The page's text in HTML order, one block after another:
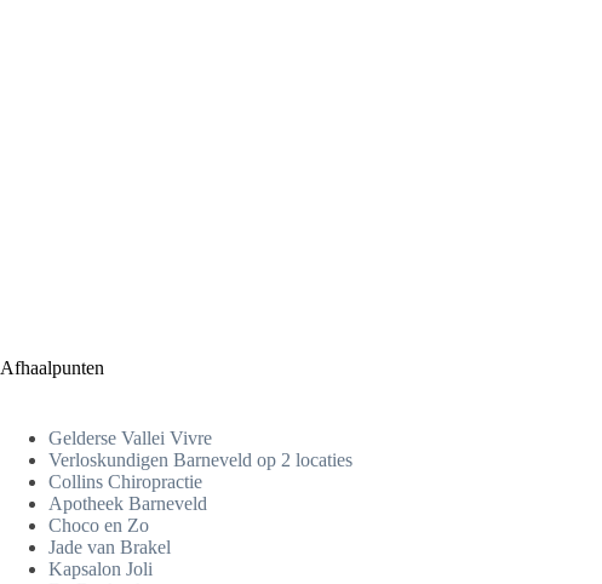
Afhaalpunten
Gelderse Vallei Vivre
Verloskundigen Barneveld op 2 locaties
Collins Chiropractie
Apotheek Barneveld
Choco en Zo
Jade van Brakel
Kapsalon Joli